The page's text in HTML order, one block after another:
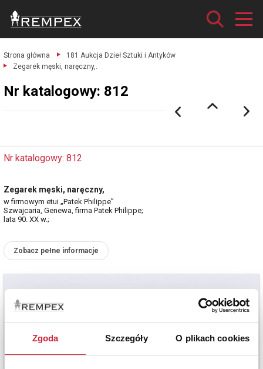
Zgoda Szczegóły O plikach cookies
Strona główna
181 Aukcja Dzieł Sztuki i Antyków
Zegarek męski, naręczny,.
Nr katalogowy: 812
Nr katalogowy: 812
Zegarek męski, naręczny,
w firmowym etui „Patek Philippe”
Szwajcaria, Genewa, firma Patek Philippe;
lata 90. XX w.;
Zobacz pełne informacje